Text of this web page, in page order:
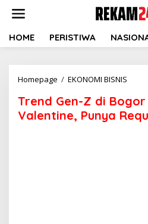
HOME PERISTIWA
Homepage / EKONOMI BISNIS
Z
di
Bogor
Trend Gen-Z di
Valentine, Punya